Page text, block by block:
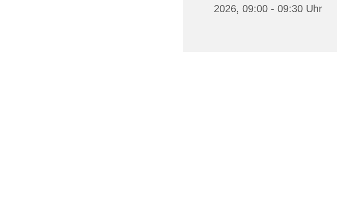
2026, 09:00 - 09:30 Uhr